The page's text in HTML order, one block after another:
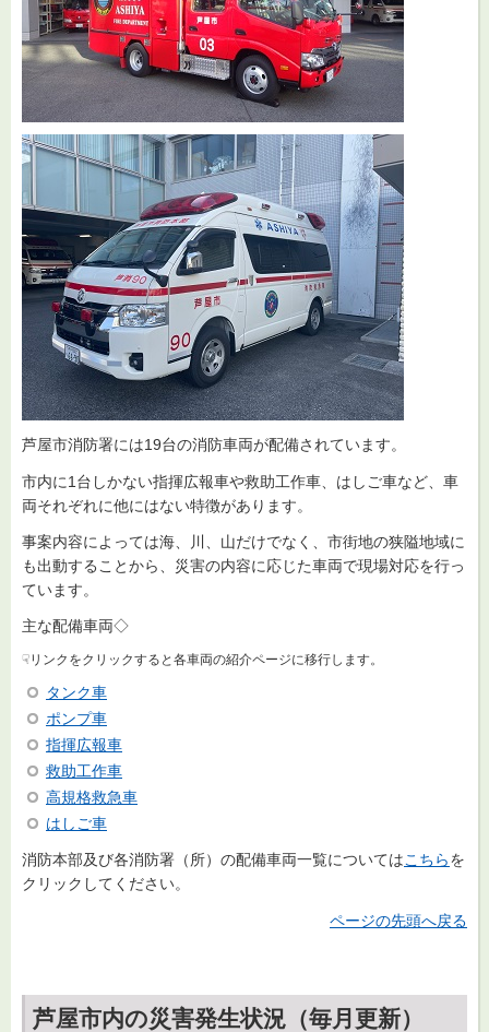
芦屋市消防署には19台の消防車両が配備されています。
市内に1台しかない指揮広報車や救助工作車、はしご車など、車
両それぞれに他にはない特徴があります。
事案内容によっては海、川、山だけでなく、市街地の狭隘地域に
も出動することから、災害の内容に応じた車両で現場対応を行っ
ています。
主な配備車両◇
☟リンクをクリックすると各車両の紹介ページに移行します。
タンク車
ポンプ車
指揮広報車
救助工作車
高規格救急車
はしご車
消防本部及び各消防署（所）の配備車両一覧についてはこちらを
クリックしてください。
ページの先頭へ戻る
芦屋市内の災害発生状況（毎月更新）